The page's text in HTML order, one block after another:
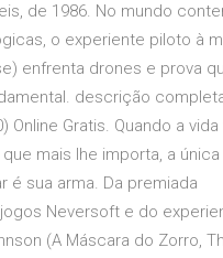
de 1986. No mundo
o experiente piloto à
enfrenta drones e prova
descrição
Online Gratis. Quando a
mais lhe importa, a
é sua arma. Da premiada
Neversoft e do
(A Máscara do Zorro,